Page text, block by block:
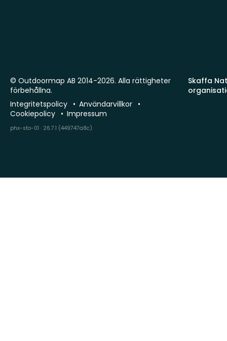
Skaffa
© Outdoormap AB 2014-2026. Alla rättigheter
förbehållna.
Integritetspolicy
Användarvillkor
Cookiepolicy
Impressum
phx-sto-01 · 26.7.1 (449747a8c)